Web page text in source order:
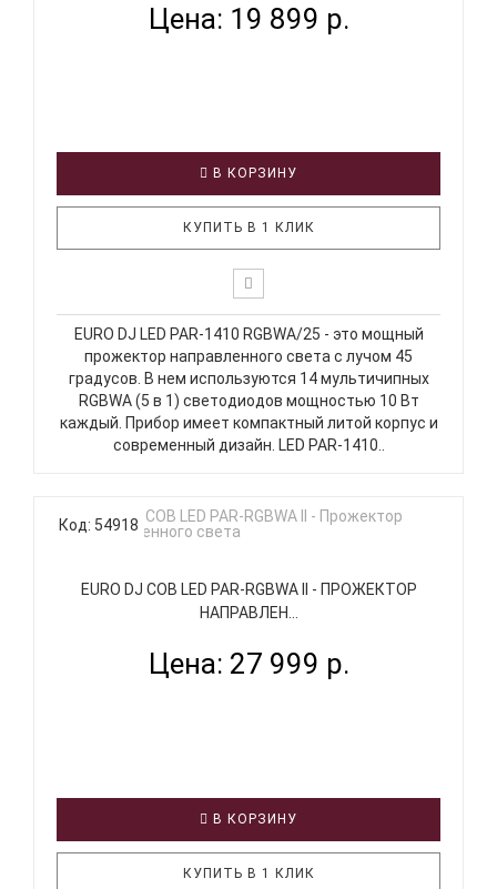
Цена: 19 899 р.
В КОРЗИНУ
КУПИТЬ В 1 КЛИК
EURO DJ LED PAR-1410 RGBWA/25 - это мощный
прожектор направленного света с лучом 45
градусов. В нем используются 14 мультичипных
RGBWA (5 в 1) светодиодов мощностью 10 Вт
каждый. Прибор имеет компактный литой корпус и
современный дизайн. LED PAR-1410..
Код: 54918
EURO DJ COB LED PAR-RGBWA II - ПРОЖЕКТОР
НАПРАВЛЕН...
Цена: 27 999 р.
В КОРЗИНУ
КУПИТЬ В 1 КЛИК